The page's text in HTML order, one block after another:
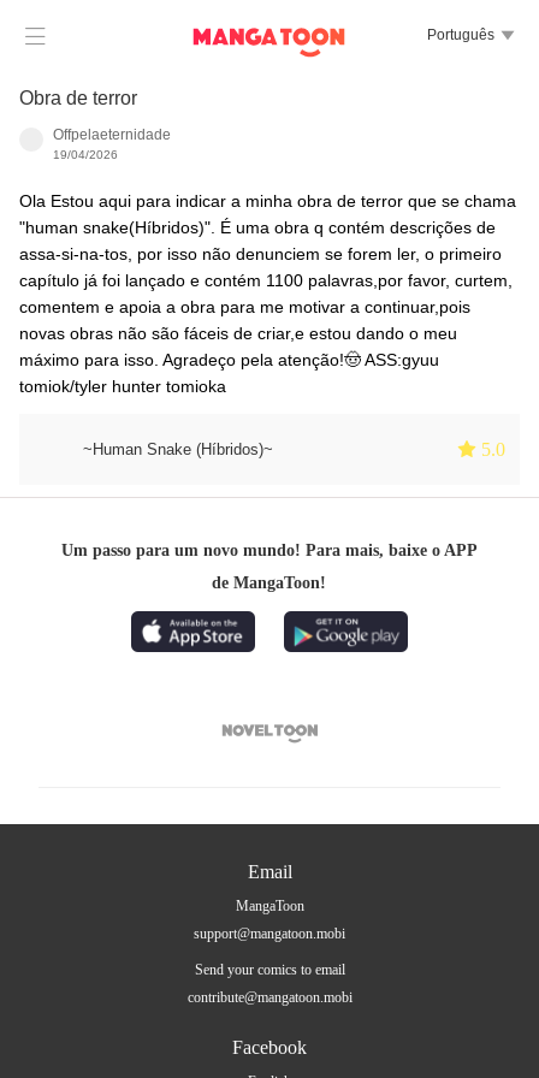
 Português 
Obra de terror
Offpelaeternidade
19/04/2026
Ola Estou aqui para indicar a minha obra de terror que se chama
"human snake(Híbridos)". É uma obra q contém descrições de
assa-si-na-tos, por isso não denunciem se forem ler, o primeiro
capítulo já foi lançado e contém 1100 palavras,por favor, curtem,
comentem e apoia a obra para me motivar a continuar,pois
novas obras não são fáceis de criar,e estou dando o meu
máximo para isso. Agradeço pela atenção!🤠 ASS:gyuu
tomiok/tyler hunter tomioka
~Human Snake (Híbridos)~  5.0
Um passo para um novo mundo! Para mais, baixe o APP
de MangaToon!

Email
MangaToon
support@mangatoon.mobi
Send your comics to email
contribute@mangatoon.mobi
Facebook